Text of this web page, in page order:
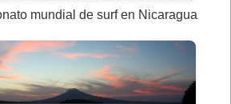
mundial de surf en Nicaragua